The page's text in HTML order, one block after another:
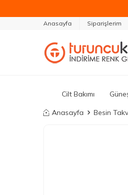
Anasayfa Siparişlerim
Cilt Bakımı
Anasayfa Besin